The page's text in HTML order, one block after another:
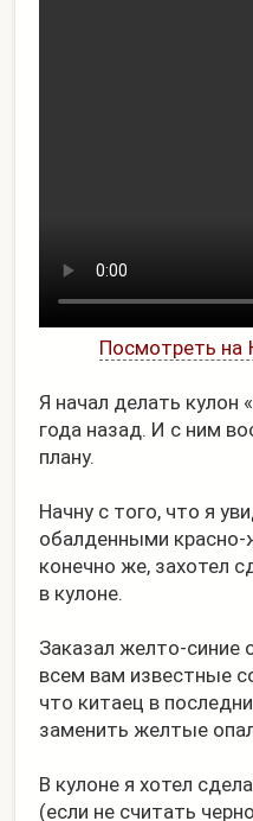
Посмотреть на
Я начал делать кулон
года назад. И с ним
плану.
Начну с того, что я
обалденными
конечно же, захотел
в кулоне.
Заказал желто-синие
всем вам известные
что китаец в
заменить желтые
В кулоне я хотел
(если не считать